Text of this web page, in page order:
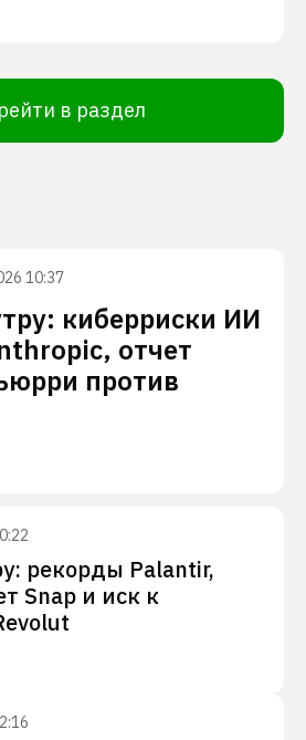
в раздел
10:37
киберриски ИИ
отчет
против
рекорды Palantir,
Snap и иск к